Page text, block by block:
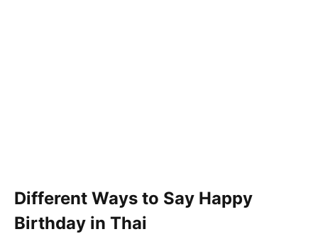
Different Ways to Say Happy
Birthday in Thai